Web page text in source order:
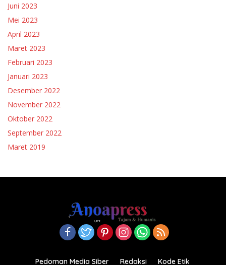
Juni 2023
Mei 2023
April 2023
Maret 2023
Februari 2023
Januari 2023
Desember 2022
November 2022
Oktober 2022
September 2022
Maret 2019
Pedoman Media Siber Redaksi Kode Etik